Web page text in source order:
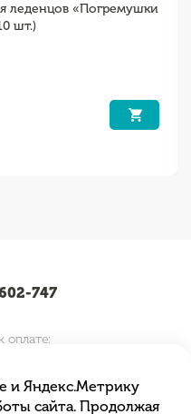
леденцов «Погремушки
шт.)
747
оплате:
и Яндекс.Метрику
сайта. Продолжая